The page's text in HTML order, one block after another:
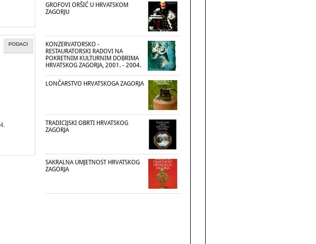
PODACI
GROFOVI ORŠIĆ U HRVATSKOM
ZAGORJU
KONZERVATORSKO -
RESTAURATORSKI RADOVI NA
POKRETNIM KULTURNIM DOBRIMA
HRVATSKOG ZAGORJA, 2001. - 2004.
LONČARSTVO HRVATSKOGA ZAGORJA
TRADICIJSKI OBRTI HRVATSKOG
ZAGORJA
SAKRALNA UMJETNOST HRVATSKOG
ZAGORJA